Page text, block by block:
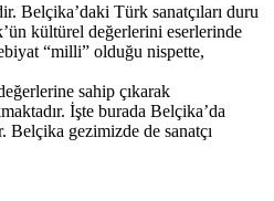
Belçika’daki Türk sanatçıları duru
kültürel değerlerini eserlerinde
“milli” olduğu nispette,
sahip çıkarak
İşte burada Belçika’da
Belçika gezimizde de sanatçı